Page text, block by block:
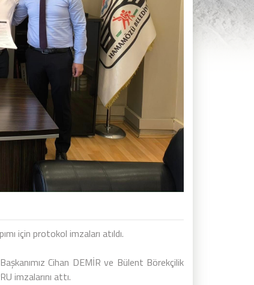
için protokol imzaları atıldı.
Cihan DEMİR ve Bülent Börekçilik
imzalarını attı.